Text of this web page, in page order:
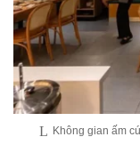
Không gian ấm